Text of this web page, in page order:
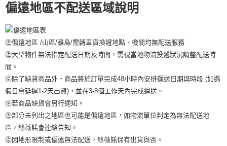
偏遠地區不配送區域說明
㊟偏遠地區 /山區/離島/需轉車貨換證地點、機關均無配送服務
㊟大型物件無法指定配送日期及時間，需視當地物流投遞狀況調整配送時
間。
㊟除了缺貨商品外，商品將於訂單完成48小時內安排運送日期與時段 (如遇
假日會延遲1-2天出貨)，並在3-8個工作天內完成運送。
㊟若商品缺貨會另行通知。
㊟部分未列出之地區也可能是偏遠地區，如物流單位判定為無法配送地
區，絲薇諾會連絡告知。
㊟因地形限制或偏遠無法配送，絲薇諾保有出貨與否。